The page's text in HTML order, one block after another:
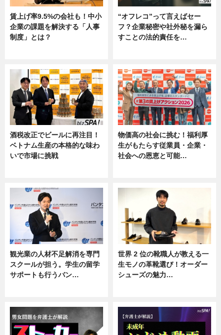
賃上げ率9.5%の会社も！中小
企業の課題を解決する「人事
制度」とは？
“オフレコ”って言えばセー
フ？企業秘密や社外秘を漏ら
すことの法的責任を…
酒税改正でビールに再注目！
ベトナム生産の本格的な味わ
いで市場に挑戦
物価高の社会に挑む！福利厚
生がもたらす従業員・企業・
社会への恩恵と可能…
観光業の人材不足解消を専門
スクールが担う。学生の留学
サポートも行うバン…
世界 2 位の靴職人が教える一
生モノの革靴選び！オーダー
シューズの魅力…